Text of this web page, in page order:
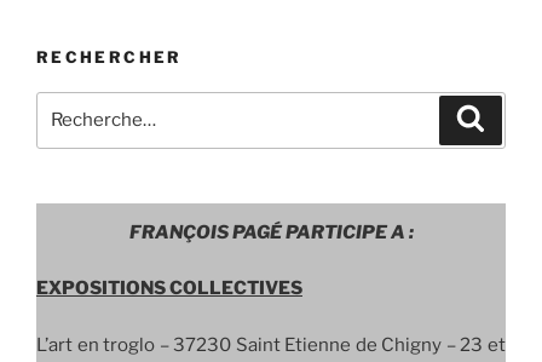
RECHERCHER
pour
FRANÇOIS PAGÉ PARTICIPE A :
EXPOSITIONS COLLECTIVES
L’art en troglo – 37230 Saint Etienne de Chigny – 23 et